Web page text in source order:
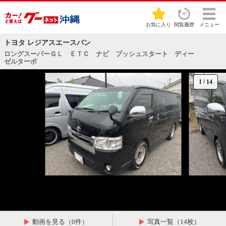
お気に入り 閲覧履歴 メニュー
トヨタ レジアスエースバン
ロングスーパーＧＬ ＥＴＣ ナビ プッシュスタート ディー
ゼルターボ
1 / 14
動画を見る（0件） 写真一覧（14枚）